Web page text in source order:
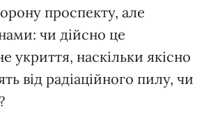
проспекту, але
чи дійсно це
укриття, наскільки якісно
від радіаційного пилу, чи